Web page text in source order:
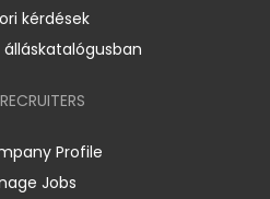
kérdések
álláskatalógusban
Profile
Jobs